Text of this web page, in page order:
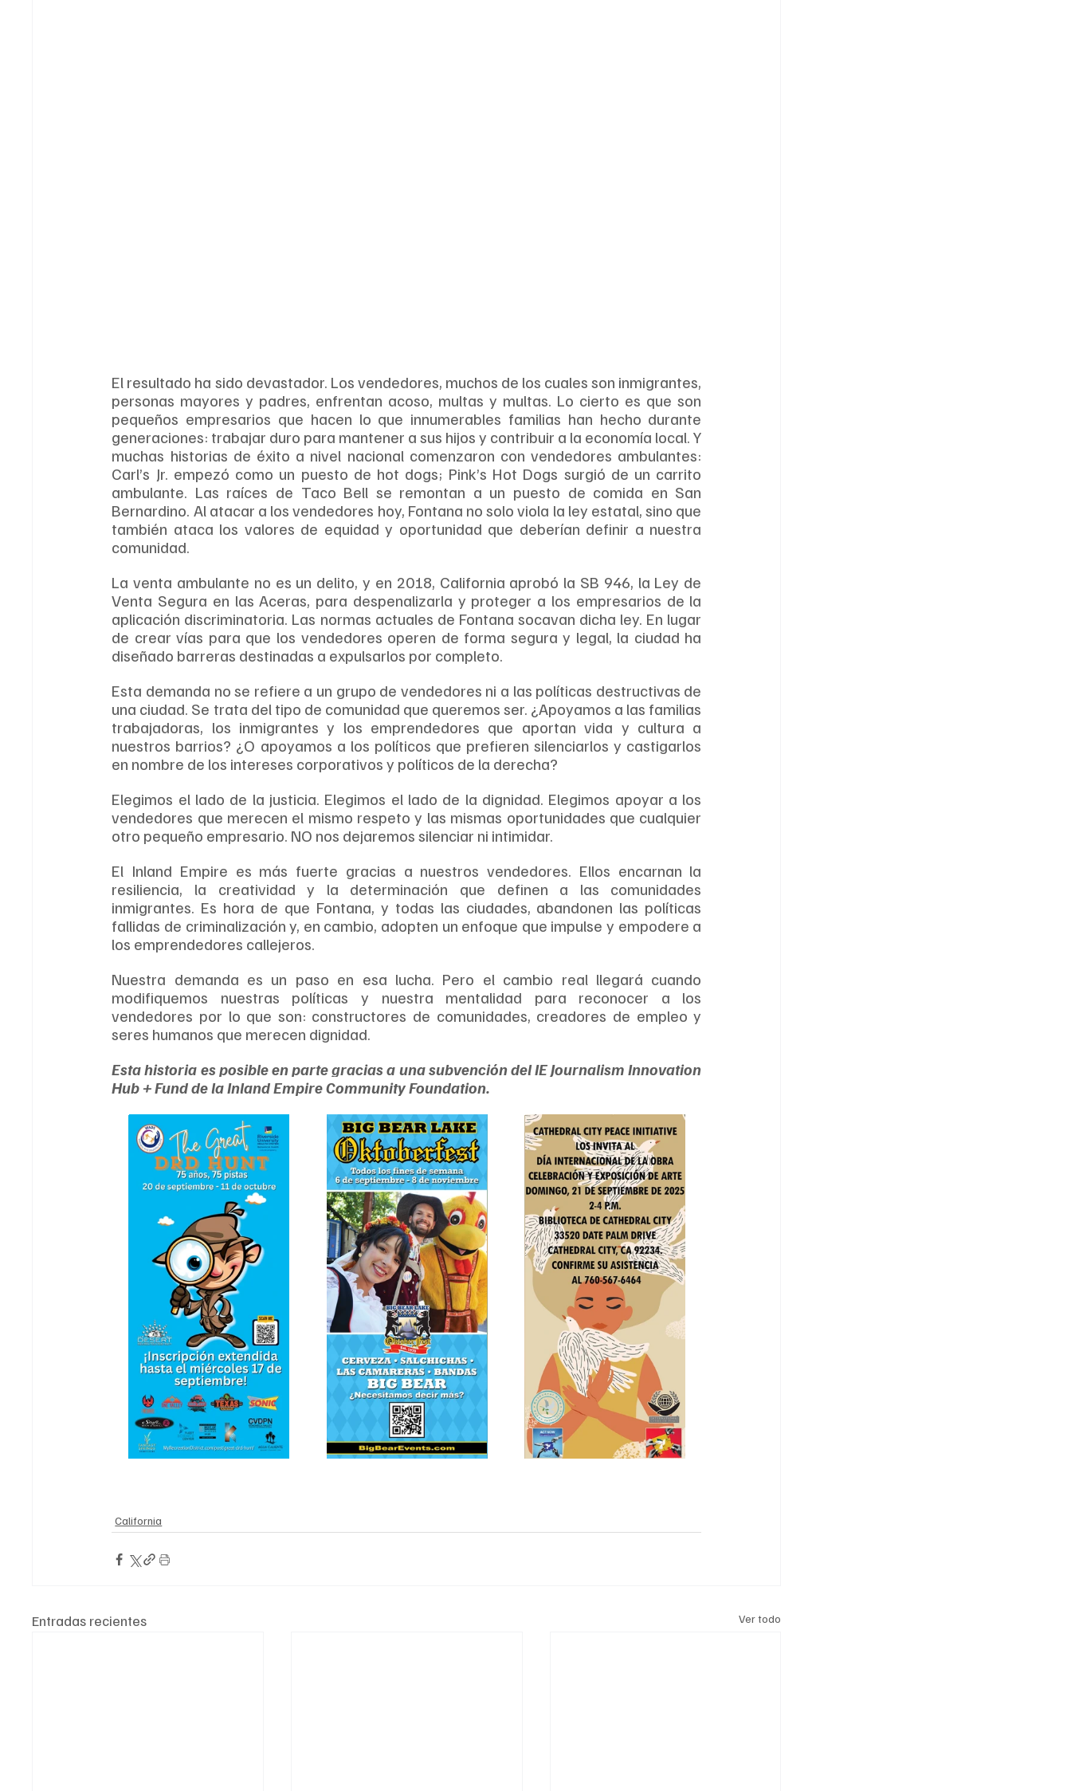
El resultado ha sido devastador. Los vendedores, muchos de los cuales son inmigrantes,
personas mayores y padres, enfrentan acoso, multas y multas. Lo cierto es que son
pequeños empresarios que hacen lo que innumerables familias han hecho durante
generaciones: trabajar duro para mantener a sus hijos y contribuir a la economía local. Y
muchas historias de éxito a nivel nacional comenzaron con vendedores ambulantes:
Carl’s Jr. empezó como un puesto de hot dogs; Pink’s Hot Dogs surgió de un carrito
ambulante. Las raíces de Taco Bell se remontan a un puesto de comida en San
Bernardino. Al atacar a los vendedores hoy, Fontana no solo viola la ley estatal, sino que
también ataca los valores de equidad y oportunidad que deberían definir a nuestra
comunidad.
La venta ambulante no es un delito, y en 2018, California aprobó la SB 946, la Ley de
Venta Segura en las Aceras, para despenalizarla y proteger a los empresarios de la
aplicación discriminatoria. Las normas actuales de Fontana socavan dicha ley. En lugar
de crear vías para que los vendedores operen de forma segura y legal, la ciudad ha
diseñado barreras destinadas a expulsarlos por completo.
Esta demanda no se refiere a un grupo de vendedores ni a las políticas destructivas de
una ciudad. Se trata del tipo de comunidad que queremos ser. ¿Apoyamos a las familias
trabajadoras, los inmigrantes y los emprendedores que aportan vida y cultura a
nuestros barrios? ¿O apoyamos a los políticos que prefieren silenciarlos y castigarlos
en nombre de los intereses corporativos y políticos de la derecha?
Elegimos el lado de la justicia. Elegimos el lado de la dignidad. Elegimos apoyar a los
vendedores que merecen el mismo respeto y las mismas oportunidades que cualquier
otro pequeño empresario. NO nos dejaremos silenciar ni intimidar.
El Inland Empire es más fuerte gracias a nuestros vendedores. Ellos encarnan la
resiliencia, la creatividad y la determinación que definen a las comunidades
inmigrantes. Es hora de que Fontana, y todas las ciudades, abandonen las políticas
fallidas de criminalización y, en cambio, adopten un enfoque que impulse y empodere a
los emprendedores callejeros.
Nuestra demanda es un paso en esa lucha. Pero el cambio real llegará cuando
modifiquemos nuestras políticas y nuestra mentalidad para reconocer a los
vendedores por lo que son: constructores de comunidades, creadores de empleo y
seres humanos que merecen dignidad.
Esta historia es posible en parte gracias a una subvención del IE Journalism Innovation
Hub + Fund de la Inland Empire Community Foundation.
California
Entradas recientes Ver todo